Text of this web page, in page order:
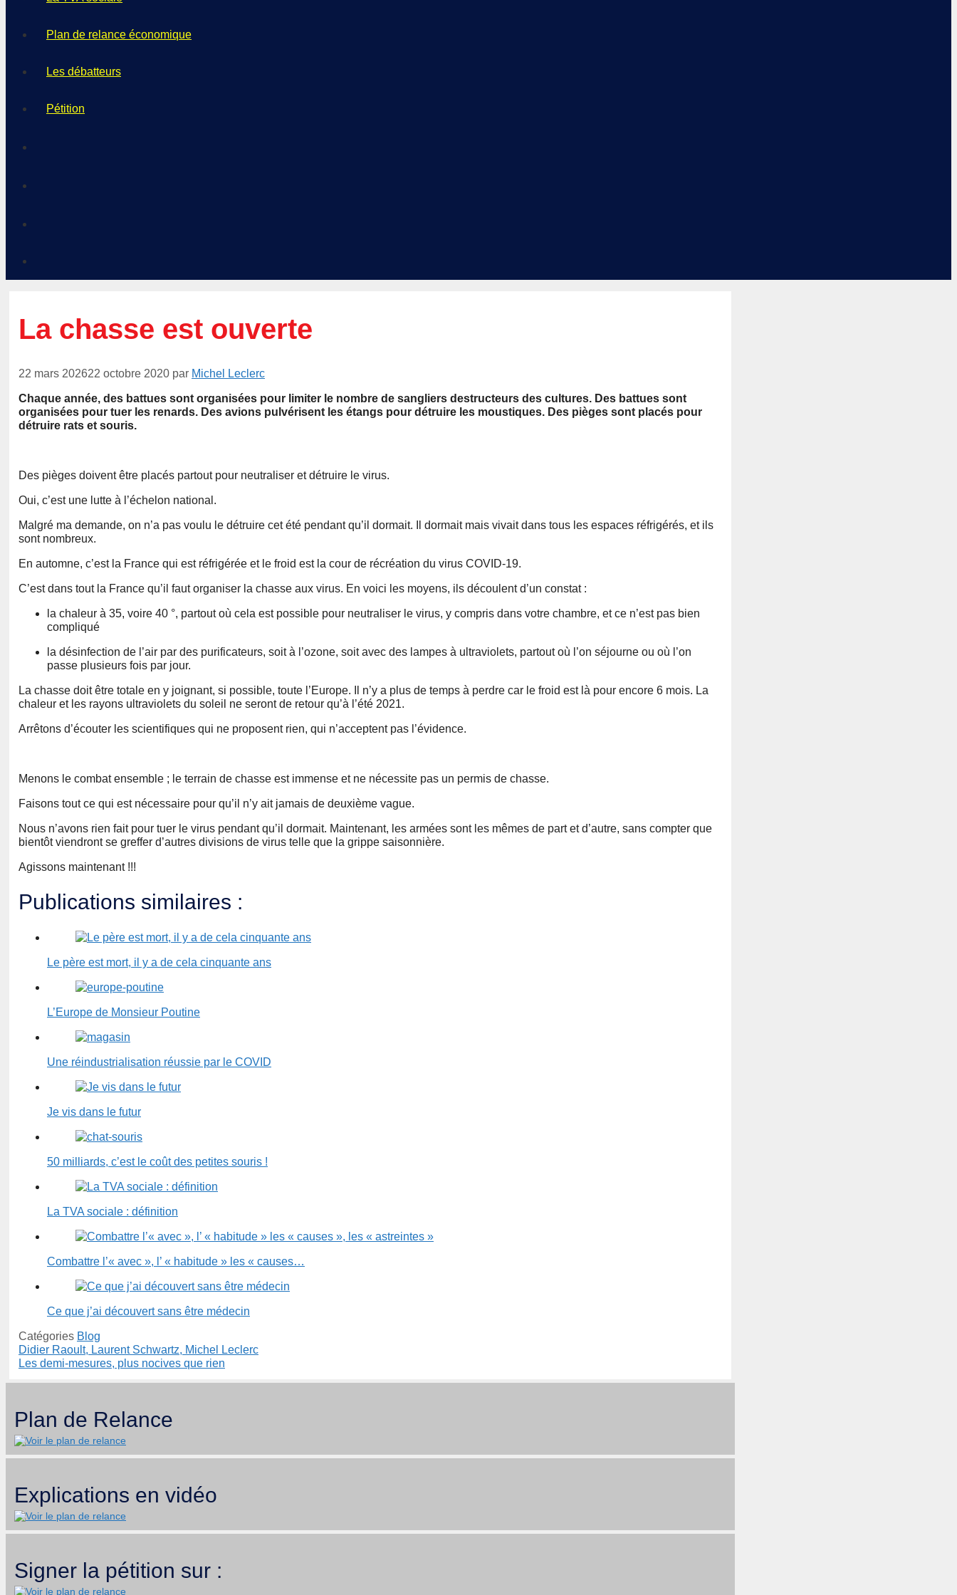
Plan de relance économique
Les débatteurs
Pétition
La chasse est ouverte
22 mars 202622 octobre 2020 par Michel Leclerc
Chaque année, des battues sont organisées pour limiter le nombre de sangliers destructeurs des cultures. Des battues sont
organisées pour tuer les renards. Des avions pulvérisent les étangs pour détruire les moustiques. Des pièges sont placés pour
détruire rats et souris.
Des pièges doivent être placés partout pour neutraliser et détruire le virus.
Oui, c’est une lutte à l’échelon national.
Malgré ma demande, on n’a pas voulu le détruire cet été pendant qu’il dormait. Il dormait mais vivait dans tous les espaces réfrigérés, et ils
sont nombreux.
En automne, c’est la France qui est réfrigérée et le froid est la cour de récréation du virus COVID-19.
C’est dans tout la France qu’il faut organiser la chasse aux virus. En voici les moyens, ils découlent d’un constat :
la chaleur à 35, voire 40 °, partout où cela est possible pour neutraliser le virus, y compris dans votre chambre, et ce n’est pas bien
compliqué
la désinfection de l’air par des purificateurs, soit à l’ozone, soit avec des lampes à ultraviolets, partout où l’on séjourne ou où l’on
passe plusieurs fois par jour.
La chasse doit être totale en y joignant, si possible, toute l’Europe. Il n’y a plus de temps à perdre car le froid est là pour encore 6 mois. La
chaleur et les rayons ultraviolets du soleil ne seront de retour qu’à l’été 2021.
Arrêtons d’écouter les scientifiques qui ne proposent rien, qui n’acceptent pas l’évidence.
Menons le combat ensemble ; le terrain de chasse est immense et ne nécessite pas un permis de chasse.
Faisons tout ce qui est nécessaire pour qu’il n’y ait jamais de deuxième vague.
Nous n’avons rien fait pour tuer le virus pendant qu’il dormait. Maintenant, les armées sont les mêmes de part et d’autre, sans compter que
bientôt viendront se greffer d’autres divisions de virus telle que la grippe saisonnière.
Agissons maintenant !!!
Publications similaires :
Le père est mort, il y a de cela cinquante ans
L’Europe de Monsieur Poutine
Une réindustrialisation réussie par le COVID
Je vis dans le futur
50 milliards, c’est le coût des petites souris !
La TVA sociale : définition
Combattre l’« avec », l’ « habitude » les « causes…
Ce que j’ai découvert sans être médecin
Catégories Blog
Didier Raoult, Laurent Schwartz, Michel Leclerc
Les demi-mesures, plus nocives que rien
Plan de Relance
Explications en vidéo
Signer la pétition sur :